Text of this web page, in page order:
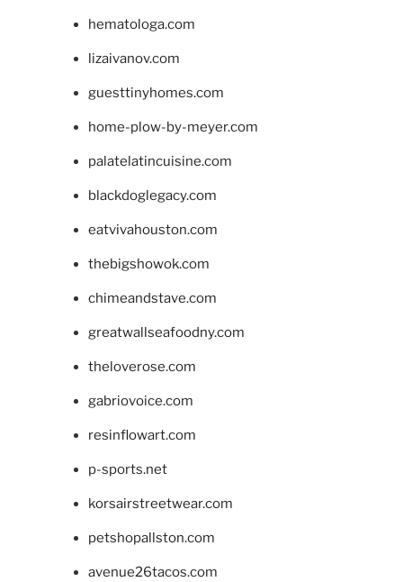
hematologa.com
lizaivanov.com
guesttinyhomes.com
home-plow-by-meyer.com
palatelatincuisine.com
blackdoglegacy.com
eatvivahouston.com
thebigshowok.com
chimeandstave.com
greatwallseafoodny.com
theloverose.com
gabriovoice.com
resinflowart.com
p-sports.net
korsairstreetwear.com
petshopallston.com
avenue26tacos.com